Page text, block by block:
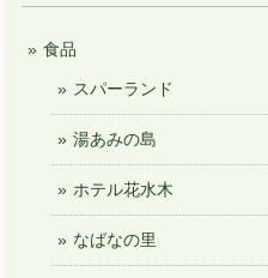
食品
スパーランド
湯あみの島
ホテル花水木
なばなの里